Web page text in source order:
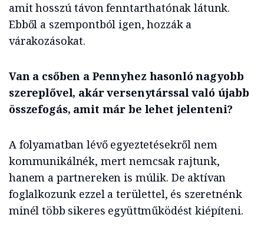
amit hosszú távon fenntarthatónak látunk.
Ebből a szempontból igen, hozzák a
várakozásokat.
Van a csőben a Pennyhez hasonló nagyobb
szereplővel, akár versenytárssal való újabb
összefogás, amit már be lehet jelenteni?
A folyamatban lévő egyeztetésekről nem
kommunikálnék, mert nemcsak rajtunk,
hanem a partnereken is múlik. De aktívan
foglalkozunk ezzel a területtel, és szeretnénk
minél több sikeres együttműködést kiépíteni.